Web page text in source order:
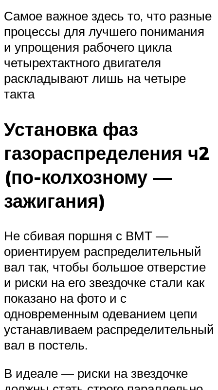
Самое важное здесь то, что разные
процессы для лучшего понимания
и упрощения рабочего цикла
четырехтактного двигателя
раскладывают лишь на четыре
такта
Установка фаз
газораспределения ч2
(по-колхозному —
зажигания)
Не сбивая поршня с ВМТ —
ориентируем распределительный
вал так, чтобы большое отверстие
и риски на его звездочке стали как
показано на фото и с
одновременным одеванием цепи
устанавливаем распределительный
вал в постель.
В идеале — риски на звездочке